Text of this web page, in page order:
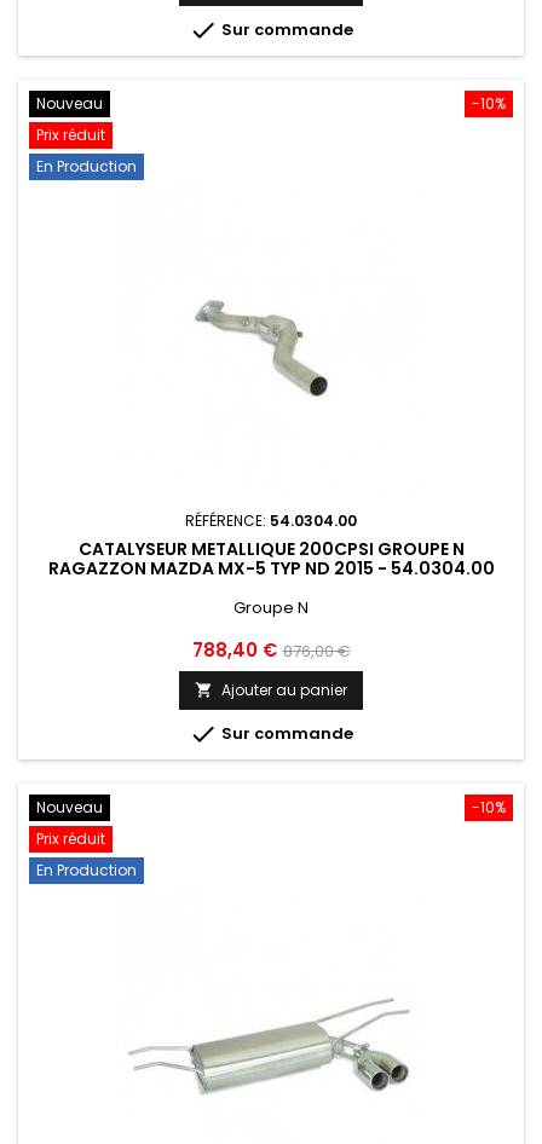
base
 Sur commande
-10%
Nouveau
Prix réduit
En Production
RÉFÉRENCE: 54.0304.00
CATALYSEUR METALLIQUE 200CPSI GROUPE N
RAGAZZON MAZDA MX-5 TYP ND 2015 - 54.0304.00
Groupe N
Prix
788,40 € Prix
de
base
876,00 €
 Ajouter au panier
 Sur commande
-10%
Nouveau
Prix réduit
En Production